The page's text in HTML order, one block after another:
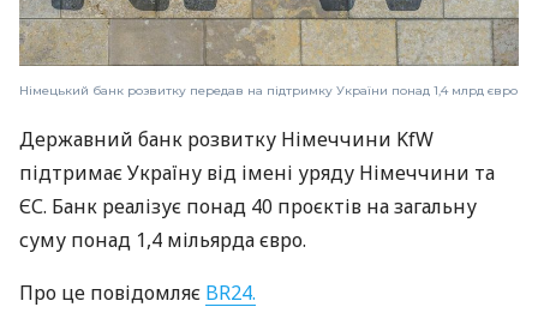
Німецький банк розвитку передав на підтримку України понад 1,4 млрд євро
Державний банк розвитку Німеччини KfW
підтримає Україну від імені уряду Німеччини та
ЄС. Банк реалізує понад 40 проєктів на загальну
суму понад 1,4 мільярда євро.
Про це повідомляє BR24.